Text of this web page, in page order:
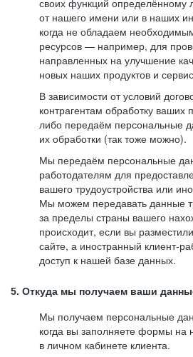
своих функций определённому
от нашего имени или в наших
когда не обладаем
ресурсов — например, для
направленных на улучшение
новых наших продуктов и
В зависимости от условий
контрагентам обработку
либо передаём персональные
их обработки (так тоже можно).
Мы передаём персональные
работодателям для
вашего трудоустройства или
Мы можем передавать данные
за пределы страны вашего
происходит, если вы
сайте, а иностранный клиент-
доступ к нашей базе данных.
5. Откуда мы получаем ваши
Мы получаем персональные
когда вы заполняете формы на
в личном кабинете клиента.